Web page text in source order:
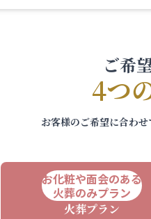
ご希
4つ
お客様のご希望に合わせ
お化粧や面会のある
火葬のみプラン
火葬プラン